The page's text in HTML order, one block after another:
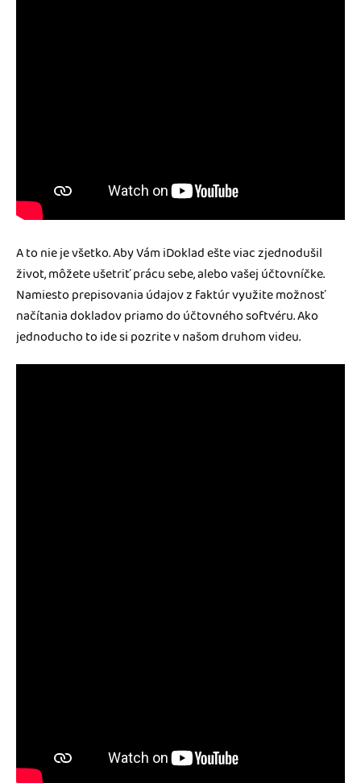
A to nie je všetko. Aby Vám iDoklad ešte viac zjednodušil
život, môžete ušetriť prácu sebe, alebo vašej účtovníčke.
Namiesto prepisovania údajov z faktúr využite možnosť
načítania dokladov priamo do účtovného softvéru. Ako
jednoducho to ide si pozrite v našom druhom videu.